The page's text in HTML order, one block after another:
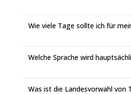
Wie viele Tage sollte ich für
Welche Sprache wird
Was ist die Landesvorwahl von